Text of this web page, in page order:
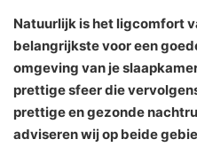
Natuurlijk is het ligcomfort
belangrijkste voor een
omgeving van je
prettige sfeer die
prettige en gezonde
adviseren wij op beide